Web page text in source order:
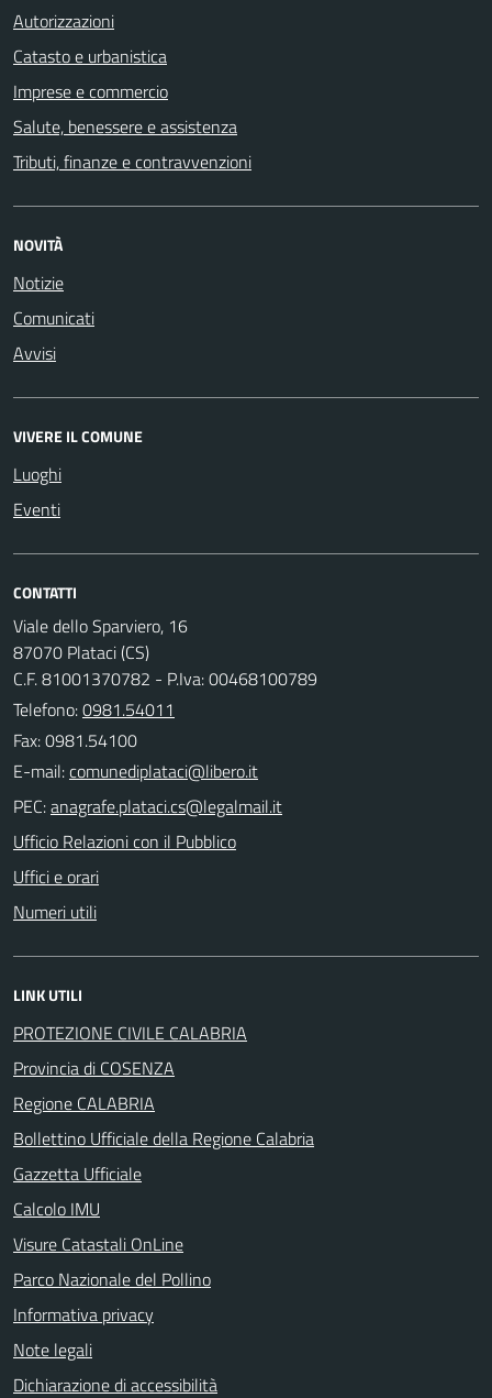
Autorizzazioni
Catasto e urbanistica
Imprese e commercio
Salute, benessere e assistenza
Tributi, finanze e contravvenzioni
NOVITÀ
Notizie
Comunicati
Avvisi
VIVERE IL COMUNE
Luoghi
Eventi
CONTATTI
Viale dello Sparviero, 16
87070 Plataci (CS)
C.F. 81001370782 - P.Iva: 00468100789
Telefono:0981.54011
Fax: 0981.54100
E-mail:
PEC:
Ufficio Relazioni con il Pubblico
Uffici e orari
Numeri utili
LINK UTILI
PROTEZIONE CIVILE CALABRIA
Provincia di COSENZA
Regione CALABRIA
Bollettino Ufficiale della Regione Calabria
Gazzetta Ufficiale
Calcolo IMU
Visure Catastali OnLine
Parco Nazionale del Pollino
Informativa privacy
Note legali
Dichiarazione di accessibilità